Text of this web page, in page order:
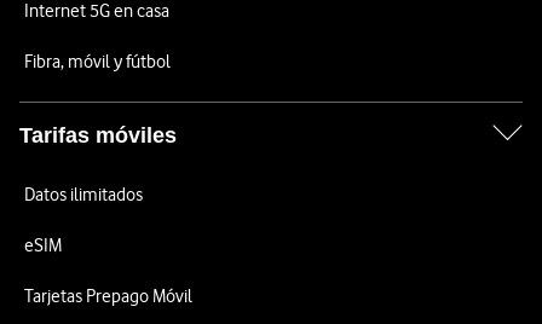
Internet 5G en casa
Fibra, móvil y fútbol
Tarifas móviles
Datos ilimitados
eSIM
Tarjetas Prepago Móvil